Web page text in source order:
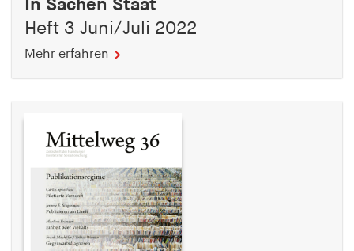
In Sachen Staat
Heft 3 Juni/Juli 2022
Mehr erfahren